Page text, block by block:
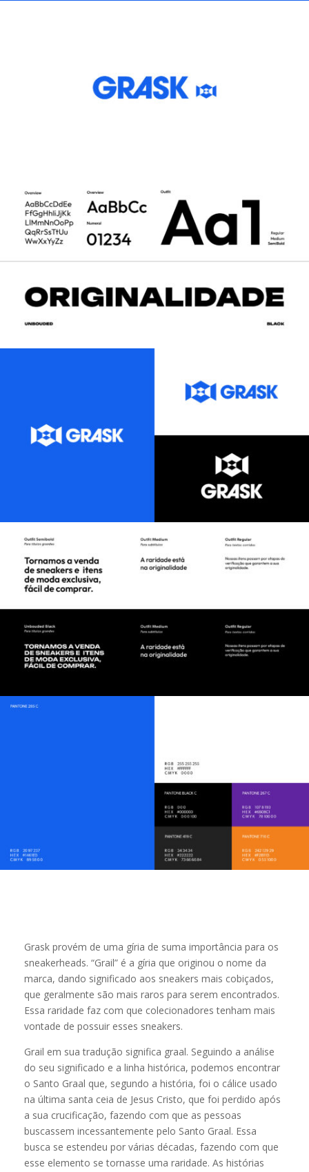
Grask provém de uma gíria de suma importância para os
sneakerheads. “Grail” é a gíria que originou o nome da
marca, dando significado aos sneakers mais cobiçados,
que geralmente são mais raros para serem encontrados.
Essa raridade faz com que colecionadores tenham mais
vontade de possuir esses sneakers.
Grail em sua tradução significa graal. Seguindo a análise
do seu significado e a linha histórica, podemos encontrar
o Santo Graal que, segundo a história, foi o cálice usado
na última santa ceia de Jesus Cristo, que foi perdido após
a sua crucificação, fazendo com que as pessoas
buscassem incessantemente pelo Santo Graal. Essa
busca se estendeu por várias décadas, fazendo com que
esse elemento se tornasse uma raridade. As histórias